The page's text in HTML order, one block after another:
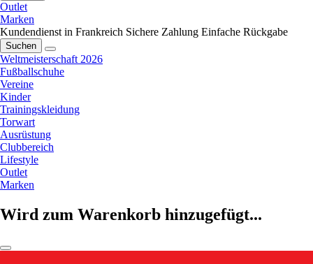
Outlet
Marken
Kundendienst in Frankreich Sichere Zahlung Einfache Rückgabe
Suchen
Weltmeisterschaft 2026
Fußballschuhe
Vereine
Kinder
Trainingskleidung
Torwart
Ausrüstung
Clubbereich
Lifestyle
Outlet
Marken
Wird zum Warenkorb hinzugefügt...